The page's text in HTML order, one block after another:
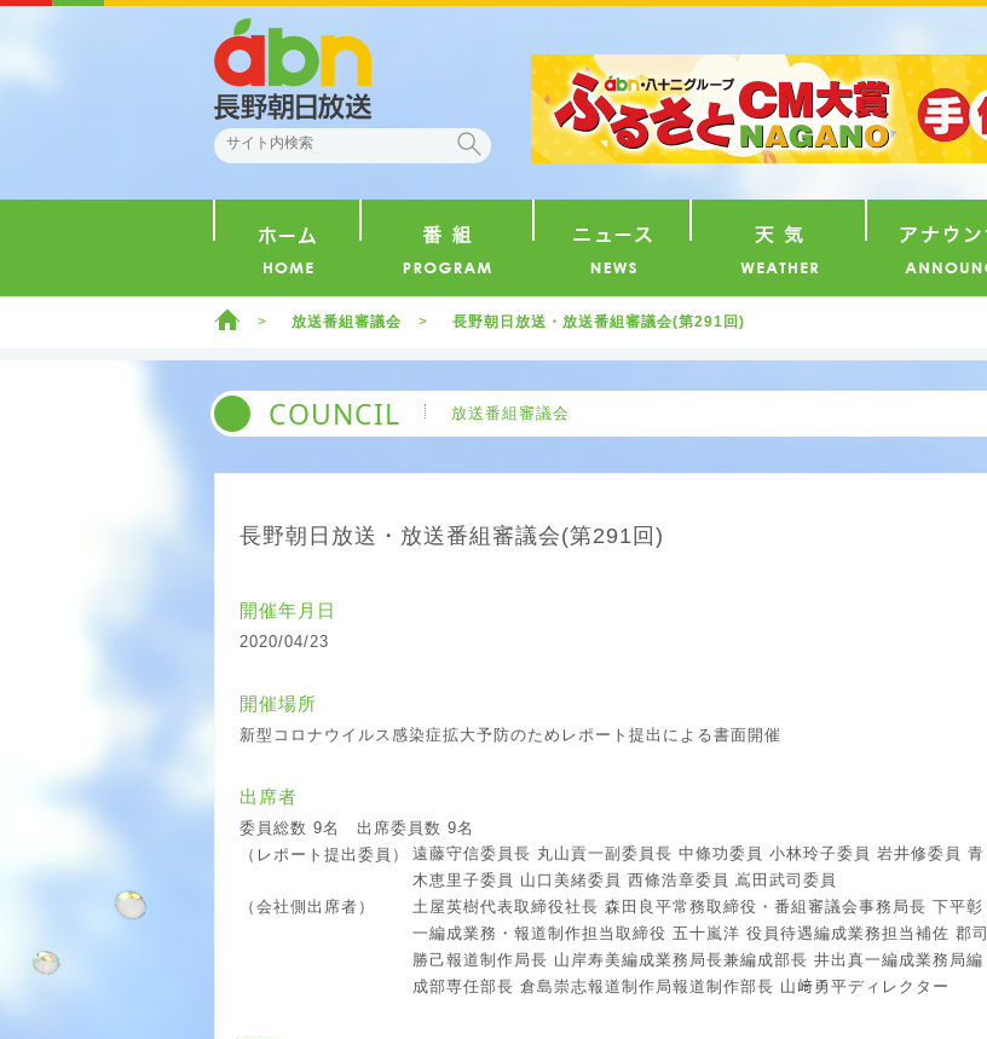
検索
ホーム 放送番組審議会 長野朝日放送・放送番組審議会(第291回)
COUNCIL 放送番組審議会
長野朝日放送・放送番組審議会(第291回)
開催年月日
2020/04/23
開催場所
新型コロナウイルス感染症拡大予防のためレポート提出による書面開催
出席者
委員総数 9名 出席委員数 9名
（レポート提出委員）
遠藤守信委員長 丸山貢一副委員長 中條功委員 小林玲子委員 岩井修委員 青
木恵里子委員 山口美緒委員 西條浩章委員 嶌田武司委員
（会社側出席者）
土屋英樹代表取締役社長 森田良平常務取締役・番組審議会事務局長 下平彰
一編成業務・報道制作担当取締役 五十嵐洋 役員待遇編成業務担当補佐 郡司
勝己報道制作局長 山岸寿美編成業務局長兼編成部長 井出真一編成業務局編
成部専任部長 倉島崇志報道制作局報道制作部長 山﨑勇平ディレクター